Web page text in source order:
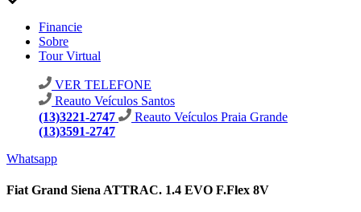
Financie
Sobre
Tour Virtual
VER TELEFONE
Reauto Veículos Santos
(13)3221-2747
Reauto Veículos Praia Grande
(13)3591-2747
Whatsapp
Fiat Grand Siena ATTRAC. 1.4 EVO F.Flex 8V